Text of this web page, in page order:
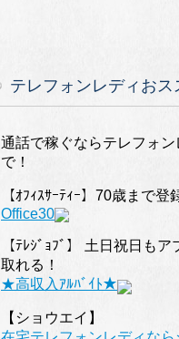
テレフォンレディおス
通話で稼ぐならテレフォ
で！
【ｵﾌｨｽｻｰﾃｨｰ】70歳まで登
Office30
【ﾃﾚｼﾞｮﾌﾞ】 土日祝日も
取れる！
★高収入ｱﾙﾊﾞｲﾄ★
【ショウエイ】